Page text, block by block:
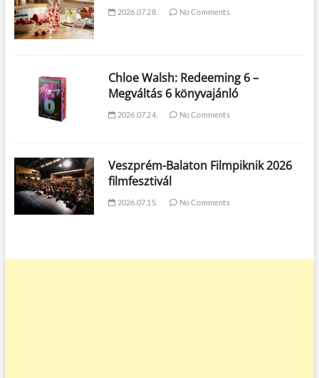
2026.07.28. No Comments
Chloe Walsh: Redeeming 6 –
Megváltás 6 könyvajánló
2026.07.24. No Comments
Veszprém-Balaton Filmpiknik 2026
filmfesztivál
2026.07.15. No Comments